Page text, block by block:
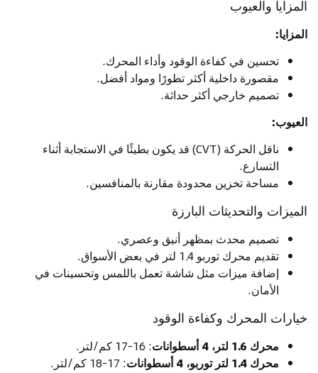
المزايا والعيوب
المزايا:
تحسين في كفاءة الوقود وأداء المحرك.
مقصورة داخلية أكثر تطورًا ومواد أفضل.
تصميم خارجي أكثر حداثة.
العيوب:
ناقل الحركة (CVT) قد يكون بطيئًا في الاستجابة أثناء
التسارع.
مساحة تخزين محدودة مقارنة بالمنافسين.
الميزات والتحديثات البارزة
تصميم محدث بمظهر أنيق وعصري.
تقديم محرك توربو 1.4 لتر في بعض الأسواق.
إضافة ميزات مثل شاشة تعمل باللمس وتحسينات في
الأمان.
خيارات المحرك وكفاءة الوقود
محرك 1.6 لتر، 4 أسطوانات
: 16-17 كم/لتر.
محرك 1.4 لتر توربو، 4 أسطوانات
: 17-18 كم/لتر.